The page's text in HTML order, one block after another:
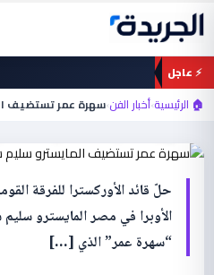
تخطي
المحتوى
⚡ عاجل
🏠 الرئيسية›أخبار الفن›سهرة عمر تستضيف أخبار الفن
حلّ قائد الأوركسترا للفرقة
الأوبرا في مصر المايسترو
“سهرة عمر” الذي […]